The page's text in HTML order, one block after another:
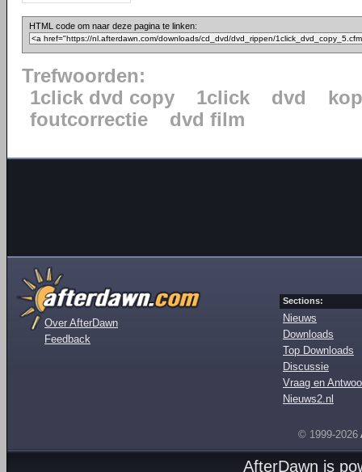
HTML code om naar deze pagina te linken:
Trefwoorden:
1click dvd copy
1click dvd
foutcorrectie
dvd film
Over AfterDawn
Feedback
Sections:
Nieuws
Downloads
Top Downloads
Discussie
Vraag en
Nieuws2.nl
© 1999-2026
AfterDawn is